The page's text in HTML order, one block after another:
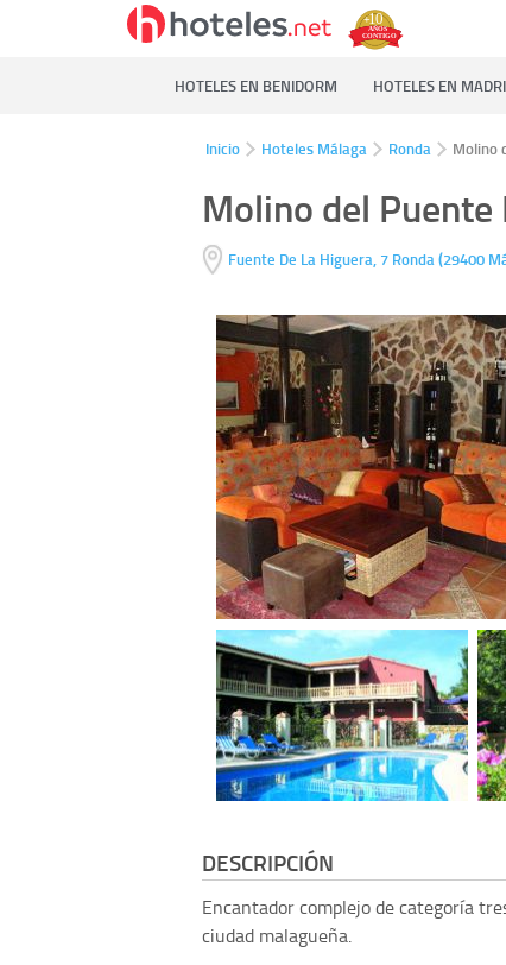
HOTELES EN BENIDORM HOTELES EN
Inicio Hoteles Málaga Ronda Molino
Molino del Puente
Fuente De La Higuera, 7 Ronda(29400
DESCRIPCIÓN
Encantador complejo de categoría
ciudad malagueña.